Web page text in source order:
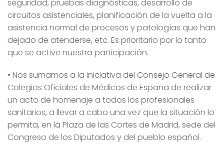
seguridad, pruebas diagnósticas, desarrollo de
circuitos asistenciales, planificación de la vuelta a la
asistencia normal de procesos y patologías que han
dejado de atenderse, etc. Es prioritario por lo tanto
que se active nuestra participación.
• Nos sumamos a la iniciativa del Consejo General de
Colegios Oficiales de Médicos de España de realizar
un acto de homenaje a todos los profesionales
sanitarios, a llevar a cabo una vez que la situación lo
permita, en la Plaza de las Cortes de Madrid, sede del
Congreso de los Diputados y del pueblo español.